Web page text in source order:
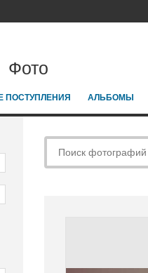
Фото
ПОСТУПЛЕНИЯ АЛЬБОМЫ